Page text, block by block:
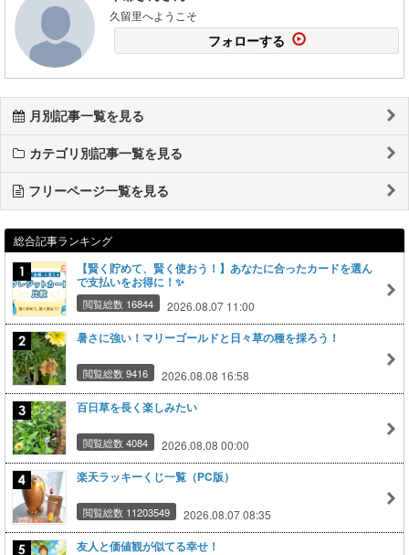
久留里へようこそ
フォローする
月別記事一覧を見る
カテゴリ別記事一覧を見る
フリーページ一覧を見る
総合記事ランキング
【賢く貯めて、賢く使おう！】あなたに合ったカードを選ん
で支払いをお得に！✨
閲覧総数 16844 2026.08.07 11:00
暑さに強い！マリーゴールドと日々草の種を採ろう！
閲覧総数 9416 2026.08.08 16:58
百日草を長く楽しみたい
閲覧総数 4084 2026.08.08 00:00
楽天ラッキーくじ一覧（PC版）
閲覧総数 11203549 2026.08.07 08:35
友人と価値観が似てる幸せ！